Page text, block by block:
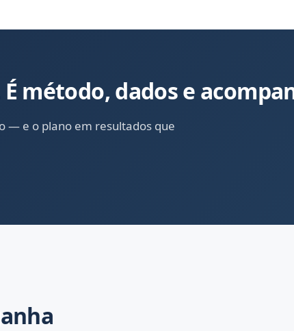
método, dados e
— e o plano em resultados que